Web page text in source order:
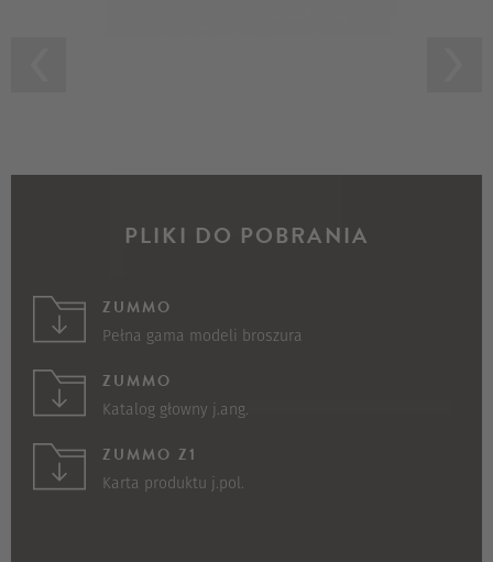
PLIKI DO POBRANIA
ZUMMO
Pełna gama modeli broszura
ZUMMO
Katalog głowny j.ang.
ZUMMO Z1
Karta produktu j.pol.